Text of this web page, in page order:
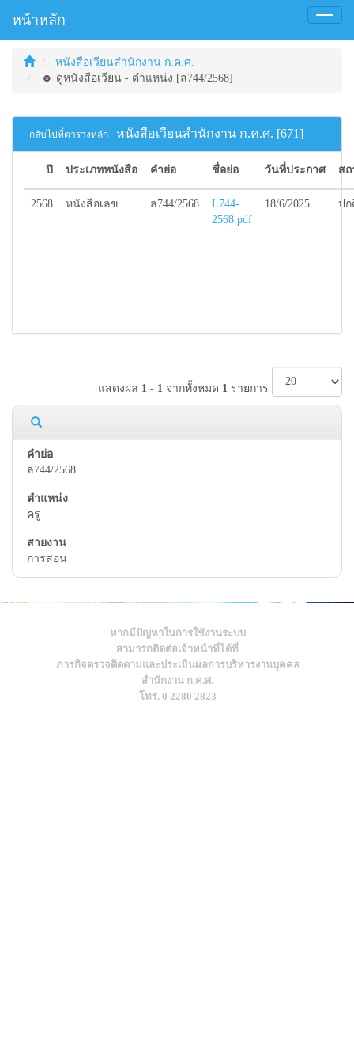
หน้าหลัก
Toggle
หนังสือเวียนสำนักงาน ก.ค.ศ.
☻ ดูหนังสือเวียน - ตำแหน่ง [ล744/2568]
กลับไปที่ตารางหลัก หนังสือเวียนสำนักงาน ก.ค.ศ. [671]
ปี ประเภทหนังสือ คำย่อ ชื่อย่อ วันที่ประกาศ ส
2568 หนังสือเลข ล744/2568
L744-
2568.pdf
18/6/2025 ปก
แสดงผล 1 - 1 จากทั้งหมด 1 รายการ
ล744/2568
ครู
การสอน
หากมีปัญหาในการใช้งานระบบ
สามารถติดต่อเจ้าหน้าที่ได้ที่
ภารกิจตรวจติดตามและประเมินผลการบริหารงานบุคคล
สำนักงาน ก.ค.ศ.
โทร. 0 2280 2823